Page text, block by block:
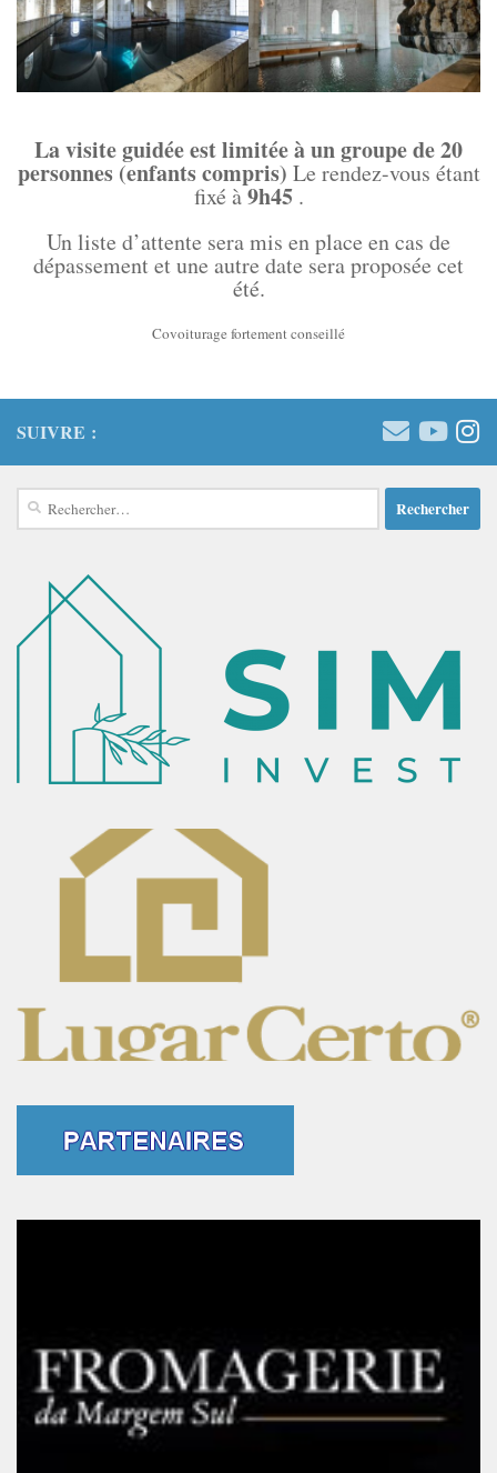
La visite guidée est limitée à un groupe de 20
personnes (enfants compris) Le rendez-vous étant
fixé à9h45.
Un liste d’attente sera mis en place en cas de
dépassement et une autre date sera proposée cet
été.
Covoiturage fortement conseillé
SUIVRE :
Rechercher :